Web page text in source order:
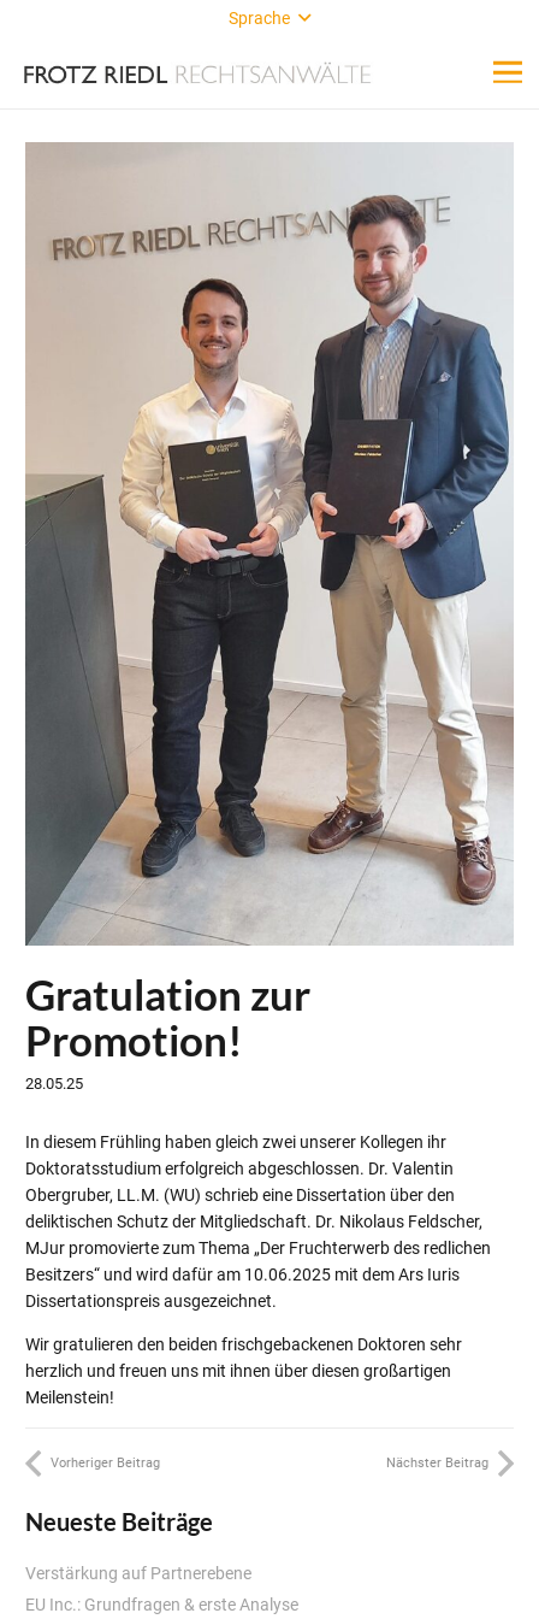
Sprache
Gratulation zur
Promotion!
28.05.25
In diesem Frühling haben gleich zwei unserer Kollegen ihr
Doktoratsstudium erfolgreich abgeschlossen. Dr. Valentin
Obergruber, LL.M. (WU) schrieb eine Dissertation über den
deliktischen Schutz der Mitgliedschaft. Dr. Nikolaus Feldscher,
MJur promovierte zum Thema „Der Fruchterwerb des redlichen
Besitzers“ und wird dafür am 10.06.2025 mit dem Ars Iuris
Dissertationspreis ausgezeichnet.
Wir gratulieren den beiden frischgebackenen Doktoren sehr
herzlich und freuen uns mit ihnen über diesen großartigen
Meilenstein!
Vorheriger Beitrag Nächster Beitrag
Neueste Beiträge
Verstärkung auf Partnerebene
EU Inc.: Grundfragen & erste Analyse